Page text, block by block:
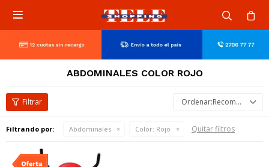

ABDOMINALES COLOR ROJO
Recomendados
Filtrando por: Abdominales Color: Rojo Quitar filtros